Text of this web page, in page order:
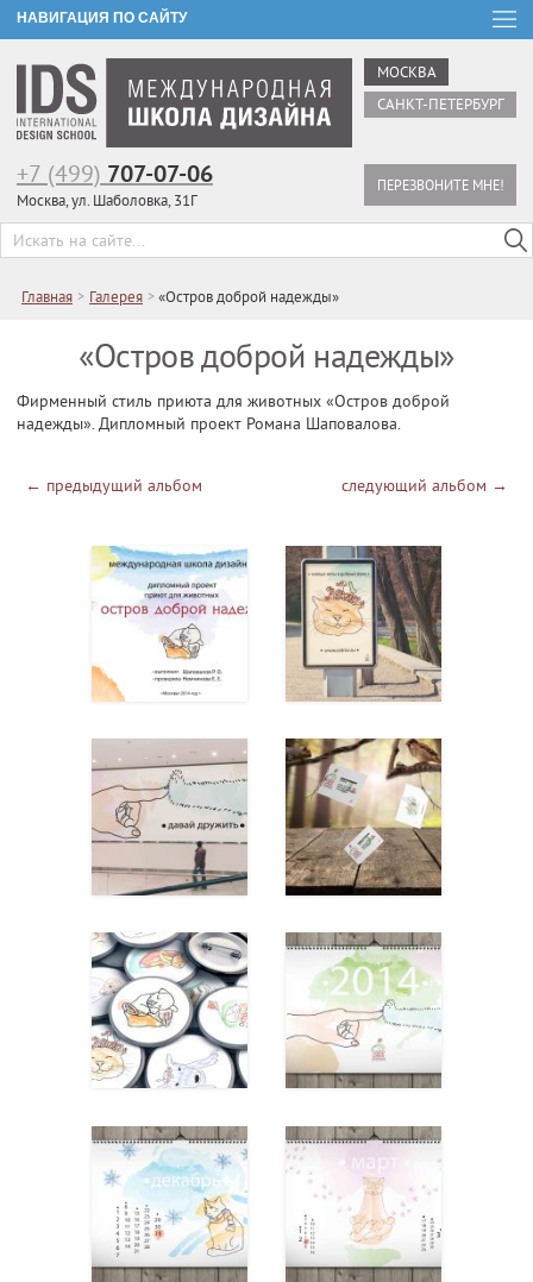
НАВИГАЦИЯ ПО САЙТУ
МОСКВА
САНКТ-ПЕТЕРБУРГ
ПЕРЕЗВОНИТЕ МНЕ!
+7 (499) 707-07-06
Москва, ул. Шаболовка, 31Г
Главная > Галерея > «Остров доброй надежды»
«Остров доброй надежды»
Фирменный стиль приюта для животных «Остров доброй
надежды». Дипломный проект Романа Шаповалова.
← предыдущий альбом следующий альбом →